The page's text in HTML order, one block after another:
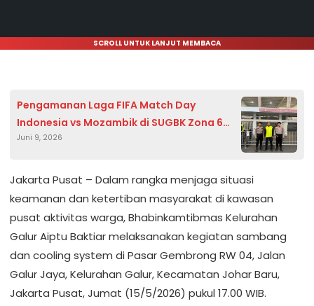
SCROLL UNTUK LANJUT MEMBACA
Pengamanan Laga FIFA Match Day
Indonesia vs Mozambik di SUGBK Zona 6
Berjalan Aman dan Kondusif
Juni 9, 2026
Jakarta Pusat – Dalam rangka menjaga situasi
keamanan dan ketertiban masyarakat di kawasan
pusat aktivitas warga, Bhabinkamtibmas Kelurahan
Galur Aiptu Baktiar melaksanakan kegiatan sambang
dan cooling system di Pasar Gembrong RW 04, Jalan
Galur Jaya, Kelurahan Galur, Kecamatan Johar Baru,
Jakarta Pusat, Jumat (15/5/2026) pukul 17.00 WIB.